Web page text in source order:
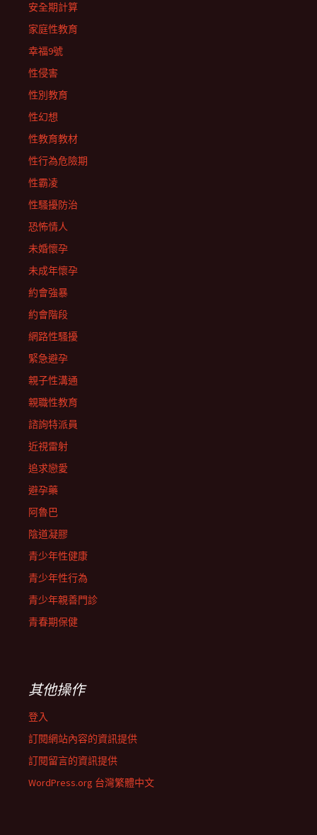
安全期計算
家庭性教育
幸福9號
性侵害
性別教育
性幻想
性教育教材
性行為危險期
性霸凌
性騷擾防治
恐怖情人
未婚懷孕
未成年懷孕
約會強暴
約會階段
網路性騷擾
緊急避孕
親子性溝通
親職性教育
諮詢特派員
近視雷射
追求戀愛
避孕藥
阿魯巴
陰道凝膠
青少年性健康
青少年性行為
青少年親善門診
青春期保健
其他操作
登入
訂閱網站內容的資訊提供
訂閱留言的資訊提供
WordPress.org 台灣繁體中文